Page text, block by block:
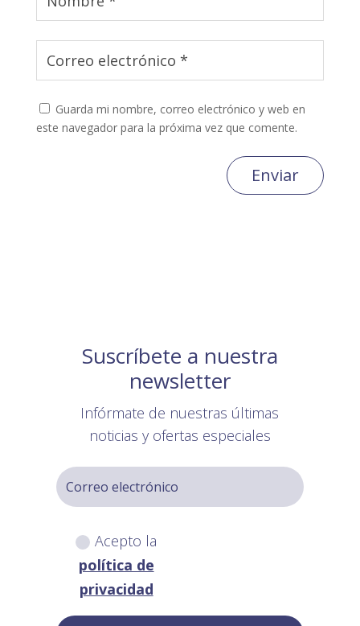
Guarda mi nombre, correo electrónico y web en
este navegador para la próxima vez que comente.
Enviar
Suscríbete a nuestra
newsletter
Infórmate de nuestras últimas
noticias y ofertas especiales
Acepto la
política de
privacidad